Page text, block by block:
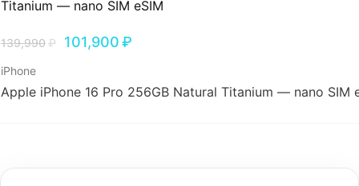
139,990₽ 101,900₽
iPhone
Apple iPhone 16 Pro 256GB Natural Titanium — nano SIM